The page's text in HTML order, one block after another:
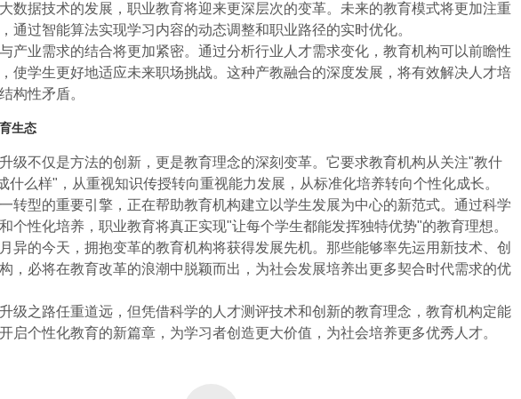
数据技术的发展，职业教育将迎来更深层次的变革。未来的教育模式将更加注重
通过智能算法实现学习内容的动态调整和职业路径的实时优化。
产业需求的结合将更加紧密。通过分析行业人才需求变化，教育机构可以前瞻性
使学生更好地适应未来职场挑战。这种产教融合的深度发展，将有效解决人才培
构性矛盾。
生态
级不仅是方法的创新，更是教育理念的深刻变革。它要求教育机构从关注"教什
什么样"，从重视知识传授转向重视能力发展，从标准化培养转向个性化成长。
转型的重要引擎，正在帮助教育机构建立以学生发展为中心的新范式。通过科学
个性化培养，职业教育将真正实现"让每个学生都能发挥独特优势"的教育理想。
异的今天，拥抱变革的教育机构将获得发展先机。那些能够率先运用新技术、创
，必将在教育改革的浪潮中脱颖而出，为社会发展培养出更多契合时代需求的优
级之路任重道远，但凭借科学的人才测评技术和创新的教育理念，教育机构定能
启个性化教育的新篇章，为学习者创造更大价值，为社会培养更多优秀人才。